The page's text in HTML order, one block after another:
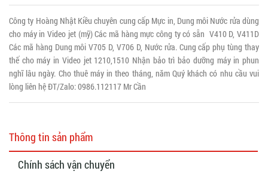
Công ty Hoàng Nhật Kiều chuyên cung cấp Mực in, Dung môi Nước rửa dùng
cho máy in Video jet (mỹ) Các mã hàng mực công ty có sẵn V410 D, V411D
Các mã hàng Dung môi V705 D, V706 D, Nước rửa. Cung cấp phụ tùng thay
thế cho máy in Video jet 1210,1510 Nhận bảo trì bảo dưỡng máy in phun
nghĩ lâu ngày. Cho thuê máy in theo tháng, năm Quý khách có nhu cầu vui
lòng liên hệ ĐT/Zalo: 0986.112117 Mr Cần
Thông tin sản phẩm
Chính sách vận chuyển